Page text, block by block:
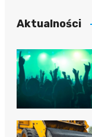
Przychodnie
Apteki
Aktualności